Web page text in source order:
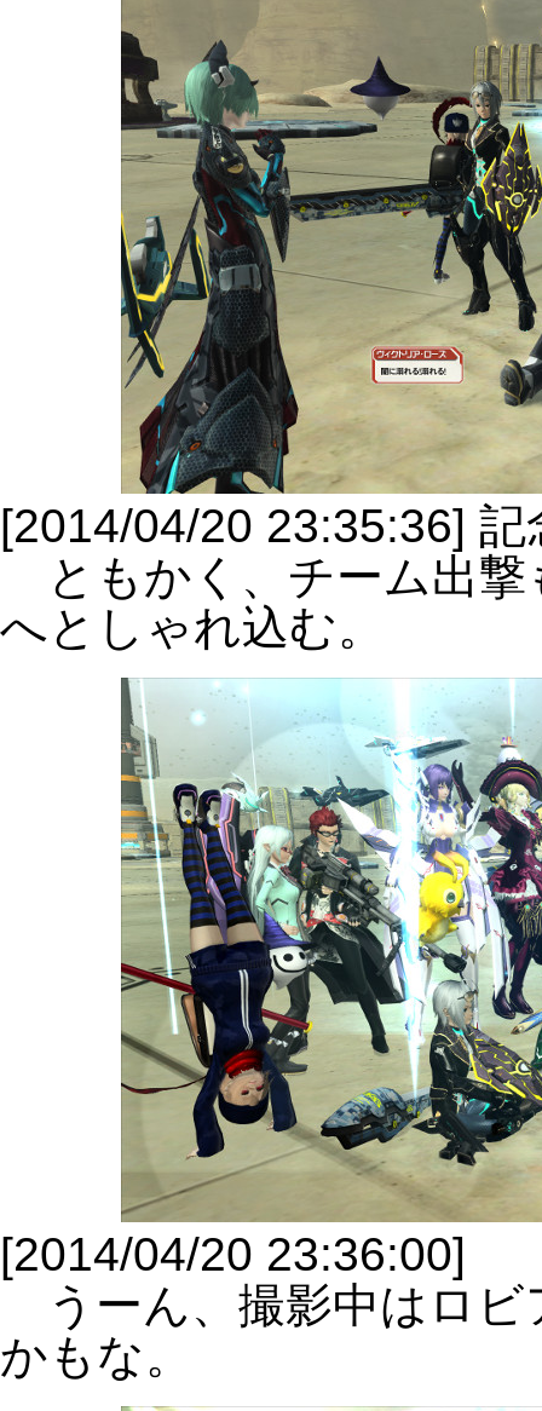
[2014/04/20 23:35:36] 記
ともかく、チーム出撃
へとしゃれ込む。
[2014/04/20 23:36:00]
うーん、撮影中はロビ
かもな。